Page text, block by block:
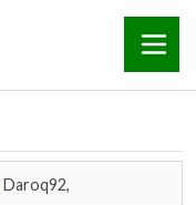
Daroq92,